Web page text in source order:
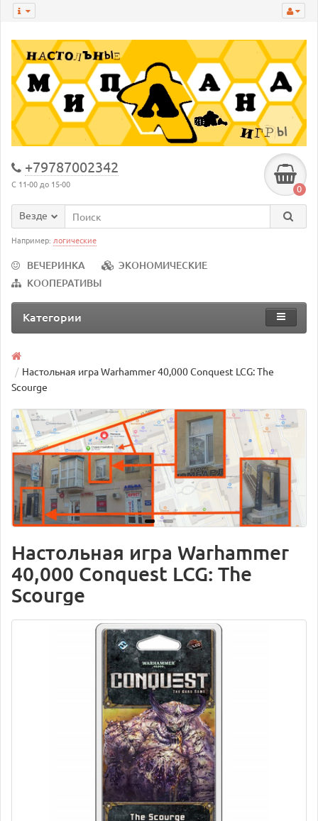
+79787002342
С 11-00 до 15-00 0
Везде
Например: логические
ВЕЧЕРИНКА
ЭКОНОМИЧЕСКИЕ
КООПЕРАТИВЫ
Категории
Настольная игра Warhammer 40,000 Conquest LCG: The
Scourge
Настольная игра Warhammer
40,000 Conquest LCG: The
Scourge